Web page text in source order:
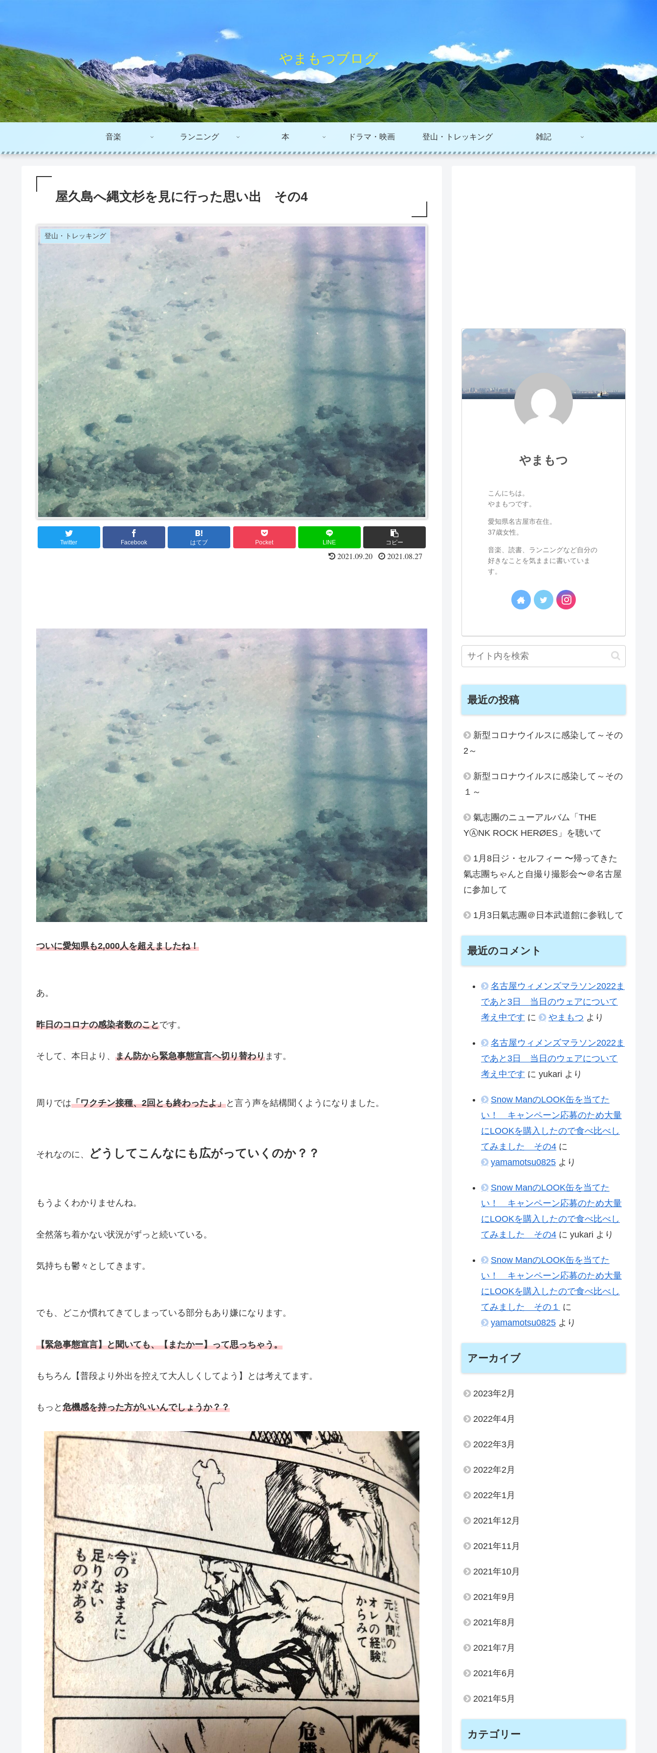
やまもつブログ
音楽 ランニング 本 ドラマ・映画 登山・トレッキング 雑記
屋久島へ縄文杉を見に行った思い出 その4
登山・トレッキング
Twitter Facebook はてブ Pocket LINE コピー
2021.09.20 2021.08.27
ついに愛知県も2,000人を超えましたね！
あ。
昨日のコロナの感染者数のことです。
そして、本日より、 まん防から緊急事態宣言へ切り替わり ます。
周りでは「ワクチン接種、2回とも終わったよ」と言う声を結構聞くようになりました。
それなのに、 どうしてこんなにも広がっていくのか？？
もうよくわかりませんね。
全然落ち着かない状況がずっと続いている。
気持ちも鬱々としてきます。
でも、どこか慣れてきてしまっている部分もあり嫌になります。
【緊急事態宣言】と聞いても、【またかー】って思っちゃう。
もちろん【普段より外出を控えて大人しくしてよう】とは考えてます。
もっと 危機感を持った方がいいんでしょうか？？
やまもつ
こんにちは。
やまもつです。
愛知県名古屋市在住。
37歳女性。
音楽、読書、ランニングなど自分の
好きなことを気ままに書いていま
す。
最近の投稿
新型コロナウイルスに感染して～その
2～
新型コロナウイルスに感染して～その
１～
氣志團のニューアルバム「THE
YⒶNK ROCK HERØES」を聴いて
1月8日ジ・セルフィー 〜帰ってきた
氣志團ちゃんと自撮り撮影会〜＠名古屋
に参加して
1月3日氣志團＠日本武道館に参戦して
最近のコメント
名古屋ウィメンズマラソン2022ま
であと3日 当日のウェアについて
考え中です に やまもつ より
名古屋ウィメンズマラソン2022ま
であと3日 当日のウェアについて
考え中です に yukari より
Snow ManのLOOK缶を当てた
い！ キャンペーン応募のため大量
にLOOKを購入したので食べ比べし
てみました その4 に
yamamotsu0825 より
Snow ManのLOOK缶を当てた
い！ キャンペーン応募のため大量
にLOOKを購入したので食べ比べし
てみました その4 に yukari より
Snow ManのLOOK缶を当てた
い！ キャンペーン応募のため大量
にLOOKを購入したので食べ比べし
てみました その１ に
yamamotsu0825 より
アーカイブ
2023年2月
2022年4月
2022年3月
2022年2月
2022年1月
2021年12月
2021年11月
2021年10月
2021年9月
2021年8月
2021年7月
2021年6月
2021年5月
カテゴリー